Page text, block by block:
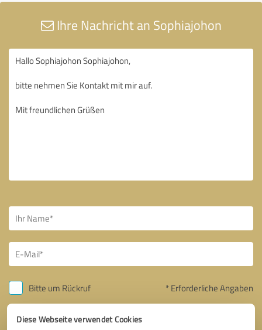
Diese Webseite verwendet Cookies
Ihre Nachricht an Sophiajohon
Bitte um Rückruf * Erforderliche Angaben
Nachricht senden